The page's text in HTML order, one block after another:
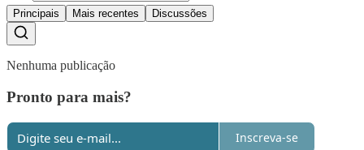
Principais Mais recentes Discussões
Nenhuma publicação
Pronto para mais?
Inscreva-se